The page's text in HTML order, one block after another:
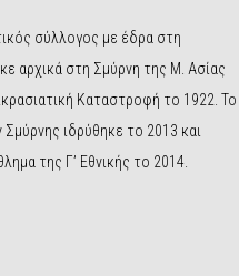
σύλλογος με έδρα στη
αρχικά στη Σμύρνη της Μ. Ασίας
Καταστροφή το 1922. Το
ιδρύθηκε το 2013 και
της Γ’ Εθνικής το 2014.